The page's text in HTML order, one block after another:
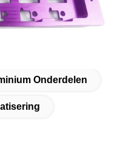
Onderdelen